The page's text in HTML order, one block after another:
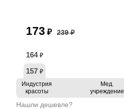
173 ₽ 239 ₽
164 ₽
157 ₽
Индустрия
красоты
Мед.
учреждение
Нашли дешевле?